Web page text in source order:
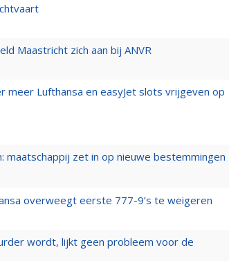
Maastricht zich aan bij ANVR
Lufthansa en easyJet slots vrijgeven op
maatschappij zet in op nieuwe bestemmingen
overweegt eerste 777-9’s te weigeren
wordt, lijkt geen probleem voor de